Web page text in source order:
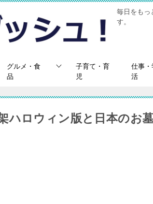
毎日をもっ
す。
グルメ・食
品
子育て・育
児
仕事・
活
ハロウィン版と日本のお